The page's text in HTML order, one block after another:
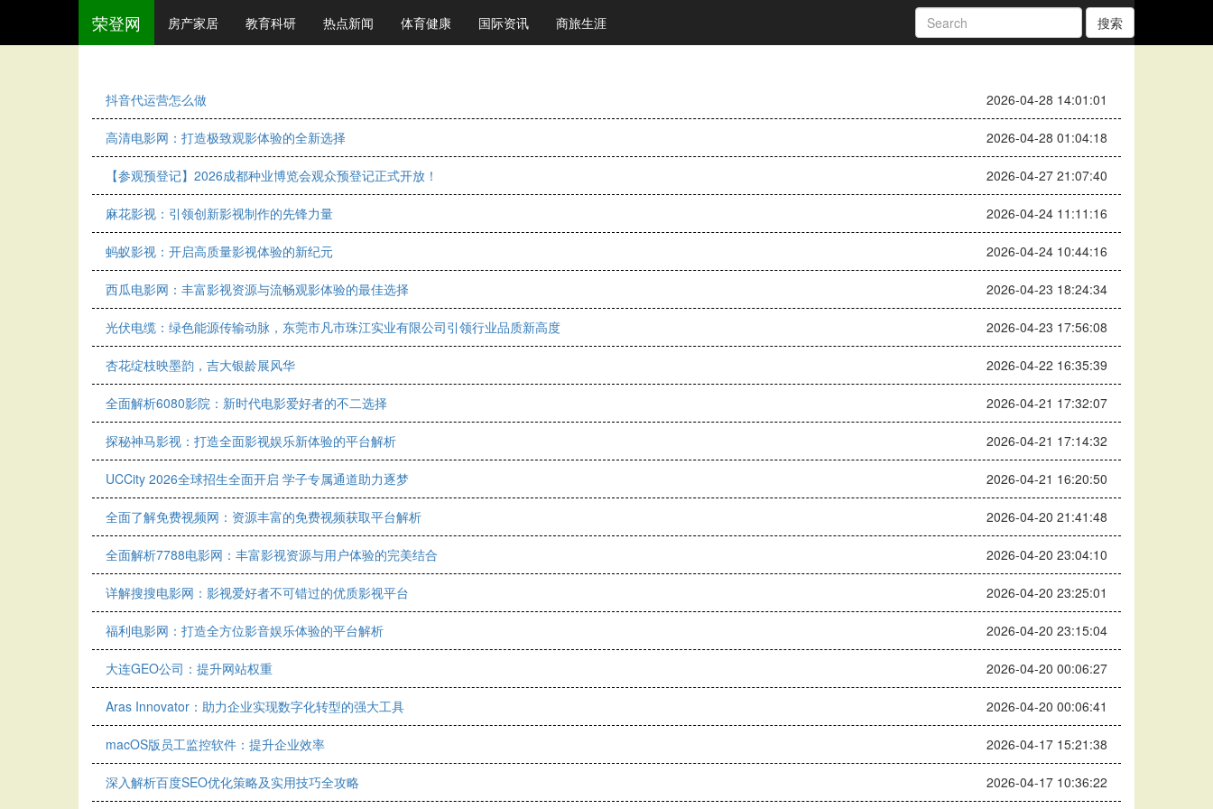
荣登网 房产家居 教育科研 热点新闻 体育健康 国际资讯 商旅生涯 搜索
抖音代运营怎么做 2026-04-28 14:01:01
高清电影网：打造极致观影体验的全新选择 2026-04-28 01:04:18
【参观预登记】2026成都种业博览会观众预登记正式开放！ 2026-04-27 21:07:40
麻花影视：引领创新影视制作的先锋力量 2026-04-24 11:11:16
蚂蚁影视：开启高质量影视体验的新纪元 2026-04-24 10:44:16
西瓜电影网：丰富影视资源与流畅观影体验的最佳选择 2026-04-23 18:24:34
光伏电缆：绿色能源传输动脉，东莞市凡市珠江实业有限公司引领行业品质新高度 2026-04-23 17:56:08
杏花绽枝映墨韵，吉大银龄展风华 2026-04-22 16:35:39
全面解析6080影院：新时代电影爱好者的不二选择 2026-04-21 17:32:07
探秘神马影视：打造全面影视娱乐新体验的平台解析 2026-04-21 17:14:32
UCCity 2026全球招生全面开启 学子专属通道助力逐梦 2026-04-21 16:20:50
全面了解免费视频网：资源丰富的免费视频获取平台解析 2026-04-20 21:41:48
全面解析7788电影网：丰富影视资源与用户体验的完美结合 2026-04-20 23:04:10
详解搜搜电影网：影视爱好者不可错过的优质影视平台 2026-04-20 23:25:01
福利电影网：打造全方位影音娱乐体验的平台解析 2026-04-20 23:15:04
大连GEO公司：提升网站权重 2026-04-20 00:06:27
Aras Innovator：助力企业实现数字化转型的强大工具 2026-04-20 00:06:41
macOS版员工监控软件：提升企业效率 2026-04-17 15:21:38
深入解析百度SEO优化策略及实用技巧全攻略 2026-04-17 10:36:22